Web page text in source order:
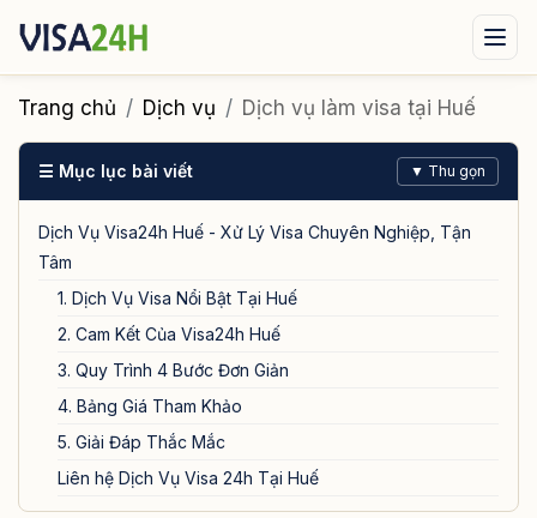
Visa xuất cảnh Visa nhập cảnh Dịch vụ
Tin tức Liên hệ
Tư vấn ngay qua Zalo
Trang chủ Dịch vụ Dịch vụ làm visa tại Huế
☰ Mục lục bài viết ▼ Thu gọn
Dịch Vụ Visa24h Huế - Xử Lý Visa Chuyên Nghiệp, Tận
Tâm
1. Dịch Vụ Visa Nổi Bật Tại Huế
2. Cam Kết Của Visa24h Huế
3. Quy Trình 4 Bước Đơn Giản
4. Bảng Giá Tham Khảo
5. Giải Đáp Thắc Mắc
Liên hệ Dịch Vụ Visa 24h Tại Huế